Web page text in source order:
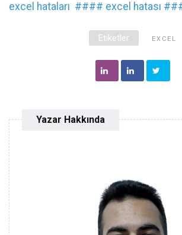
excel hataları #### excel hatası
Etiketler EXCEL
Yazar Hakkında